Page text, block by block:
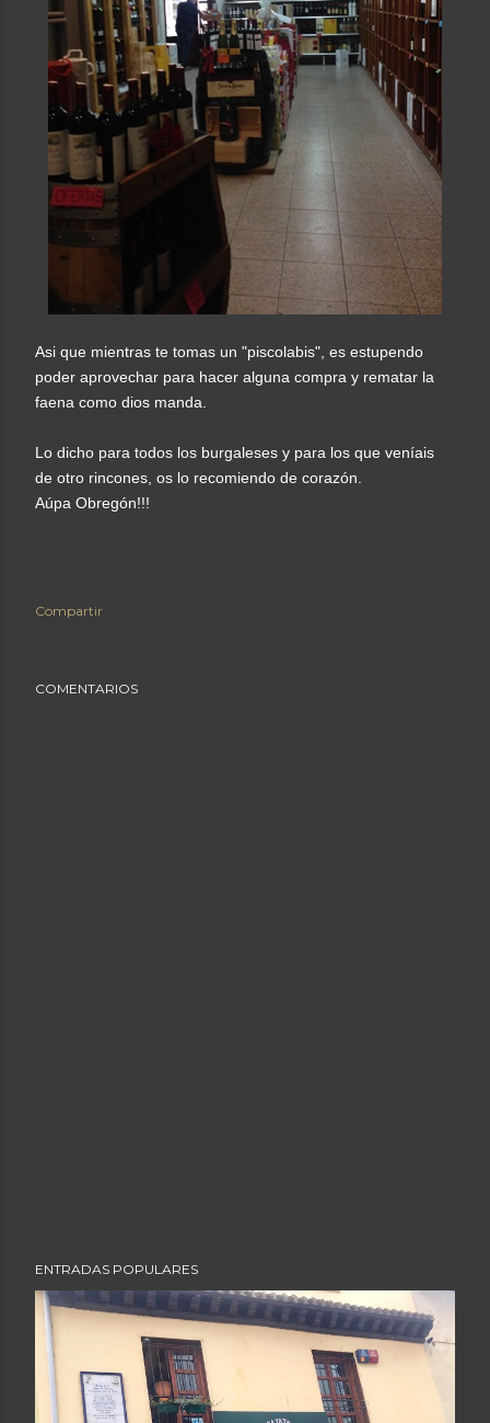
Asi que mientras te tomas un "piscolabis", es estupendo
poder aprovechar para hacer alguna compra y rematar la
faena como dios manda.
Lo dicho para todos los burgaleses y para los que veníais
de otro rincones, os lo recomiendo de corazón.
Aúpa Obregón!!!
Compartir
COMENTARIOS
ENTRADAS POPULARES